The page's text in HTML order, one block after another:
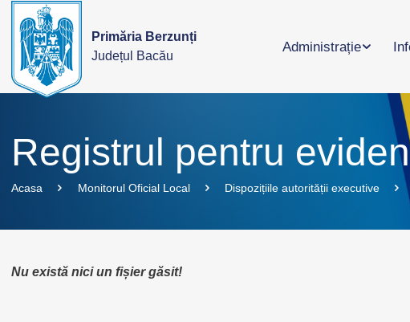
Primăria Berzunți
Județul Bacău
Administrație
Registrul pentru
Acasa Monitorul Oficial Local Dispozițiile autorității executive
Nu există nici un fișier găsit!